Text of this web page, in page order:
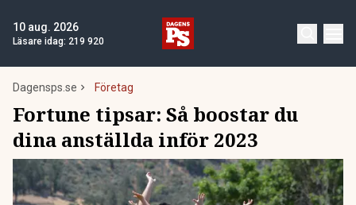
10 aug. 2026
Läsare idag: 219 920
Dagensps.se Företag
Fortune tipsar: Så boostar du
dina anställda inför 2023